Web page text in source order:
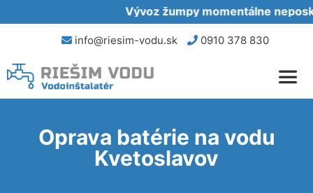
Vývoz žumpy momentálne
info@riesim-vodu.sk 0910 378 830
Oprava batérie na vodu
Kvetoslavov